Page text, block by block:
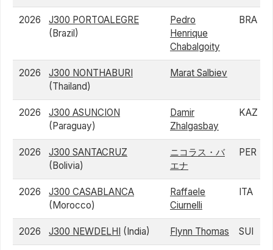
2026
J300 PORTOALEGRE
(Brazil)
Pedro
Henrique
Chabalgoity
BRA
2026
J300 NONTHABURI
(Thailand)
Marat Salbiev
2026
J300 ASUNCION
(Paraguay)
Damir
Zhalgasbay
KAZ
2026
J300 SANTACRUZ
(Bolivia)
ニコラス・バ
エナ
PER
2026
J300 CASABLANCA
(Morocco)
Raffaele
Ciurnelli
ITA
2026 J300 NEWDELHI (India) Flynn Thomas SUI